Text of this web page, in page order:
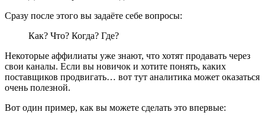
Сразу после этого вы задаёте себе вопросы:
Как? Что? Когда? Где?
Некоторые аффилиаты уже знают, что хотят продавать через
свои каналы. Если вы новичок и хотите понять, каких
поставщиков продвигать… вот тут аналитика может оказаться
очень полезной.
Вот один пример, как вы можете сделать это впервые: